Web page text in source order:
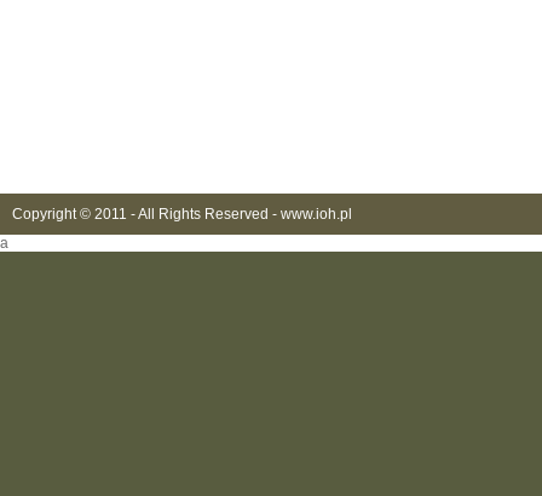
Copyright © 2011 - All Rights Reserved - www.ioh.pl
a